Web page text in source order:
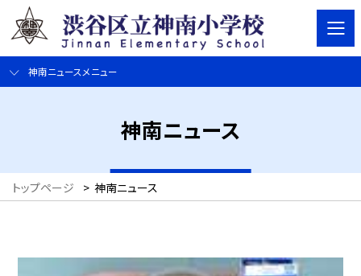
神南ニュースメニュー
神南ニュース
トップページ > 神南ニュース